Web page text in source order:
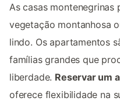
As casas montenegrinas
vegetação montanhosa
lindo. Os apartamentos
famílias grandes que
liberdade. Reservar um
oferece flexibilidade na